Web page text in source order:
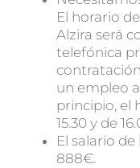
El horario
Alzira será
telefónica
un empleo
principio, el
15.30 y de
El salario
888€.